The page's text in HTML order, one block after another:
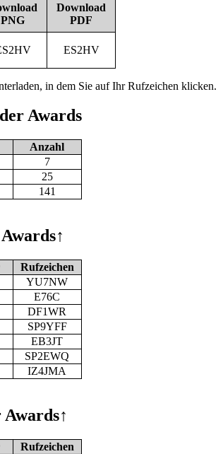
PNG
Download
PDF
ES2HV
in dem Sie auf Ihr Rufzeichen klicken.
Awards
Anzahl
7
25
141
↑
Rufzeichen
YU7NW
E76C
DF1WR
SP9YFF
EB3JT
SP2EWQ
IZ4JMA
Awards↑
Rufzeichen